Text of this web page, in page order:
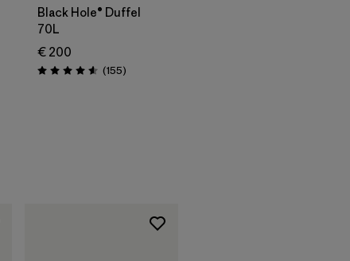
Black Hole® Duffel
70L
€ 200
Valutazione: 4.6 / 5
(155Recensioni
)